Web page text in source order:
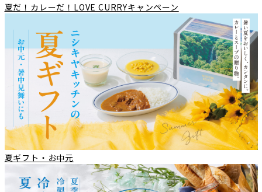
夏だ！カレーだ！LOVE CURRYキャンペーン
夏ギフト・お中元